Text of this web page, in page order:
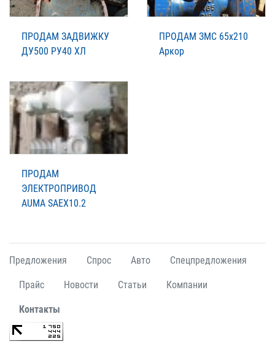
ПРОДАМ ЗАДВИЖКУ
ДУ500 РУ40 ХЛ
ПРОДАМ ЗМС 65х210
Аркор
ПРОДАМ
ЭЛЕКТРОПРИВОД
AUMA SAEX10.2
Предложения Спрос Авто Спецпредложения
Прайс Новости Статьи Компании
Контакты